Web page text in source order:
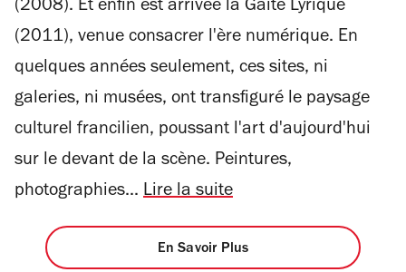
(2008). Et enfin est arrivée la Gaîté Lyrique
(2011), venue consacrer l'ère numérique. En
quelques années seulement, ces sites, ni
galeries, ni musées, ont transfiguré le paysage
culturel francilien, poussant l'art d'aujourd'hui
sur le devant de la scène. Peintures,
photographies... Lire la suite
En Savoir Plus